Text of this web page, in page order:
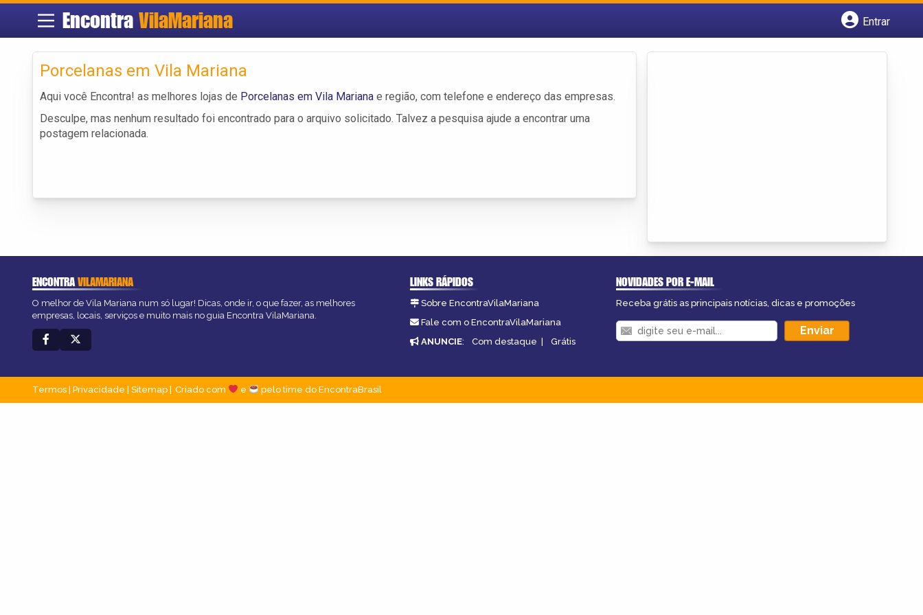
Encontra VilaMariana
Entrar
Porcelanas em Vila Mariana
Aqui você Encontra! as melhores lojas de Porcelanas em Vila Mariana e região, com telefone e endereço das empresas.
Desculpe, mas nenhum resultado foi encontrado para o arquivo solicitado. Talvez a pesquisa ajude a encontrar uma
postagem relacionada.
ENCONTRAVILAMARIANA
O melhor de Vila Mariana num só lugar! Dicas, onde ir, o que fazer, as melhores
empresas, locais, serviços e muito mais no guia Encontra VilaMariana.
LINKS RÁPIDOS
Sobre EncontraVilaMariana
Fale com o EncontraVilaMariana
ANUNCIE: Com destaque | Grátis
NOVIDADES POR E-MAIL
Receba grátis as principais notícias, dicas e promoções
Termos Privacidade Sitemap Criado com e pelo time do EncontraBrasil